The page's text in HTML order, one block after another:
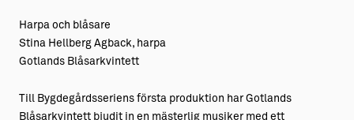
Visby Centrum
→ Föreningsliv
→ Idrottsliv
Barn & Familj
Harpa och blåsare
Stina Hellberg Agback, harpa
Gotlands Blåsarkvintett
Till Bygdegårdsseriens första produktion har Gotlands
Blåsarkvintett bjudit in en mästerlig musiker med ett